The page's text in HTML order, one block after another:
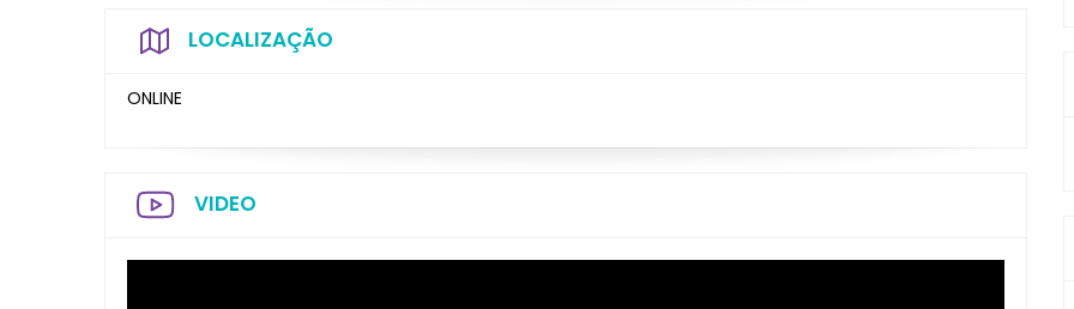
LOCALIZAÇÃO
ONLINE
VIDEO